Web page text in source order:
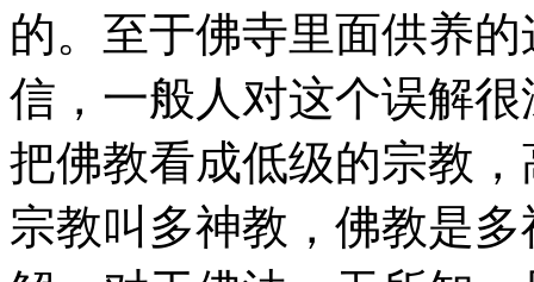
的。至于佛寺里面供养
信，一般人对这个误解
把佛教看成低级的宗教
宗教叫多神教，佛教是